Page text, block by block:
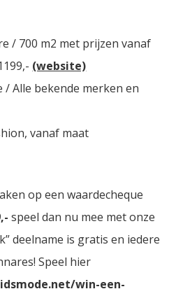
/ 700 m2 met prijzen vanaf
(website)
/ Alle bekende merken en
vanaf maat
op een waardecheque
speel dan nu mee met onze
deelname is gratis en iedere
Speel hier
win-een-